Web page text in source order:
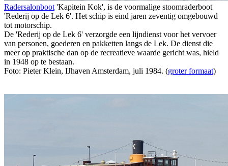
Radersalonboot 'Kapitein Kok', is de voormalige stoomraderboot
'Rederij op de Lek 6'. Het schip is eind jaren zeventig omgebouwd
tot motorschip.
De 'Rederij op de Lek 6' verzorgde een lijndienst voor het vervoer
van personen, goederen en pakketten langs de Lek. De dienst die
meer op praktische dan op de recreatieve waarde gericht was, hield
in 1948 op te bestaan.
Foto: Pieter Klein, IJhaven Amsterdam, juli 1984. (groter formaat)